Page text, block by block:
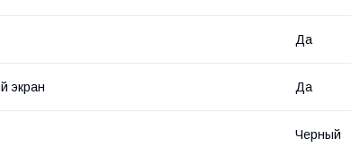
Да
экран Да
Черный